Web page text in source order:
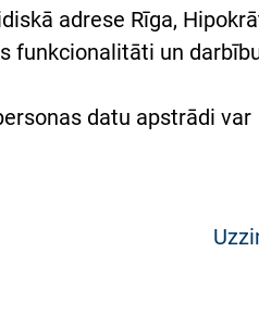
adrese Rīga,
funkcionalitāti un
datu apstrādi var